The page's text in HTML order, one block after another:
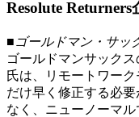
Resolute Returners
■ゴールドマン・サッ
ゴールドマンサック
氏は、リモートワー
だけ早く修正する必
なく、ニューノーマ